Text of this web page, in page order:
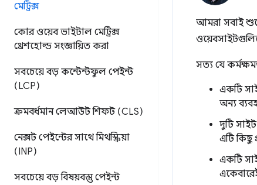
মেট্রিক্স
কোর ওয়েব ভাইটাল মেট্রিক্স
থ্রেশহোল্ড সংজ্ঞায়িত করা
সবচেয়ে বড় কন্টেন্টফুল পেইন্ট
(LCP)
ক্রমবর্ধমান লেআউট শিফট (CLS)
নেক্সট পেইন্টের সাথে মিথস্ক্রিয়া
(INP)
সবচেয়ে বড় বিষয়বস্তু পেইন্ট
আমরা সবাই
সত্য যে
একটি
অন্য
দুটি
এটি কিছু
একটি